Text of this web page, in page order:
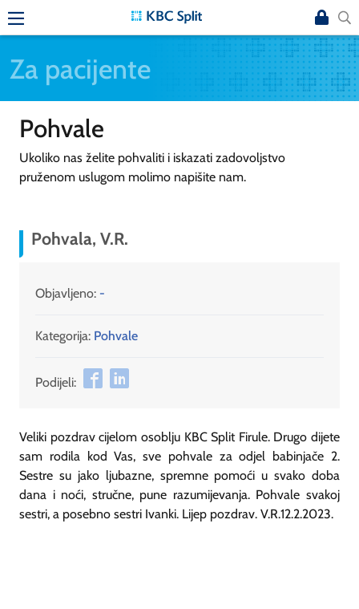
Za pacijente
Pohvale
Ukoliko nas želite pohvaliti i iskazati zadovoljstvo
pruženom uslugom molimo napišite nam.
Pohvala, V.R.
Objavljeno: -
Kategorija: Pohvale
Podijeli:
Veliki pozdrav cijelom osoblju KBC Split Firule. Drugo dijete
sam rodila kod Vas, sve pohvale za odjel babinjače 2.
Sestre su jako ljubazne, spremne pomoći u svako doba
dana i noći, stručne, pune razumijevanja. Pohvale svakoj
sestri, a posebno sestri Ivanki. Lijep pozdrav. V.R.12.2.2023.